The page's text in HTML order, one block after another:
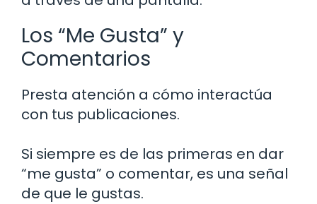
Los “Me Gusta” y
Comentarios
Presta atención a cómo interactúa
con tus publicaciones.
Si siempre es de las primeras en dar
“me gusta” o comentar, es una señal
de que le gustas.